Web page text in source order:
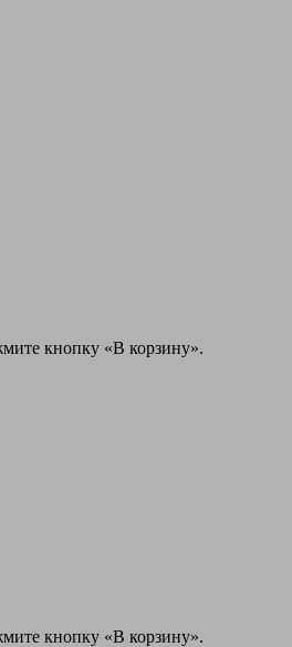
кнопку «В корзину».
кнопку «В корзину».